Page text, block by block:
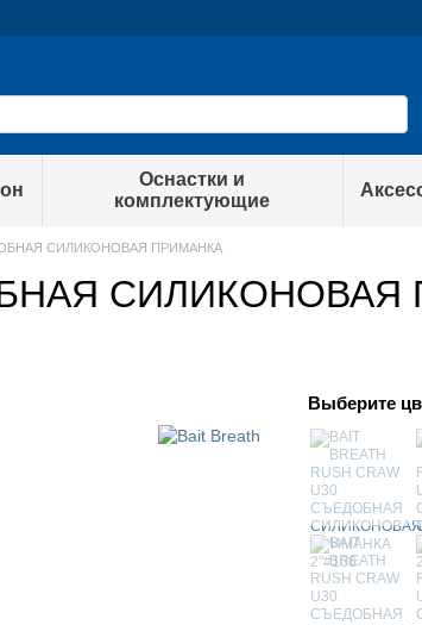
Оснастки и
комплектующие
СИЛИКОНОВАЯ ПРИМАНКА
Выберите